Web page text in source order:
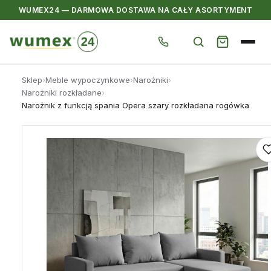
WUMEX24 — DARMOWA DOSTAWA NA CAŁY ASORTYMENT
Sklep›Meble wypoczynkowe›Narożniki›
Narożniki rozkładane›
Narożnik z funkcją spania Opera szary rozkładana rogówka